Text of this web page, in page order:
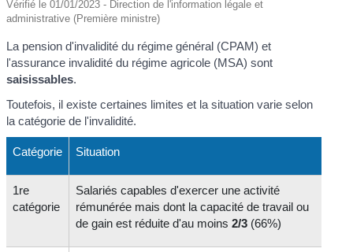
Vérifié le 01/01/2023 - Direction de l'information légale et
administrative (Première ministre)
La pension d'invalidité du régime général (CPAM) et
l'assurance invalidité du régime agricole (MSA) sont
saisissables.
Toutefois, il existe certaines limites et la situation varie selon
la catégorie de l'invalidité.
Catégorie Situation
1re
catégorie
Salariés capables d'exercer une activité
rémunérée mais dont la capacité de travail ou
de gain est réduite d'au moins2/3 (66%)